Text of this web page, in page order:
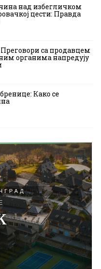
над избегличком
цести: Правда
са продавцем
органима напредују
Како се